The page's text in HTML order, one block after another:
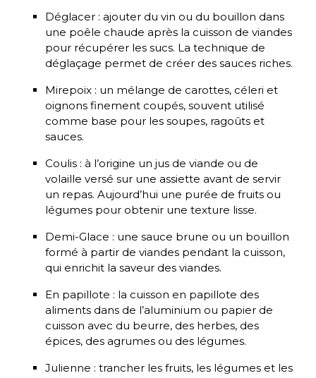
Déglacer : ajouter du vin ou du bouillon dans
une poêle chaude après la cuisson de viandes
pour récupérer les sucs. La technique de
déglaçage permet de créer des sauces riches.
Mirepoix : un mélange de carottes, céleri et
oignons finement coupés, souvent utilisé
comme base pour les soupes, ragoûts et
sauces.
Coulis : à l’origine un jus de viande ou de
volaille versé sur une assiette avant de servir
un repas. Aujourd’hui une purée de fruits ou
légumes pour obtenir une texture lisse.
Demi-Glace : une sauce brune ou un bouillon
formé à partir de viandes pendant la cuisson,
qui enrichit la saveur des viandes.
En papillote : la cuisson en papillote des
aliments dans de l’aluminium ou papier de
cuisson avec du beurre, des herbes, des
épices, des agrumes ou des légumes.
Julienne : trancher les fruits, les légumes et les